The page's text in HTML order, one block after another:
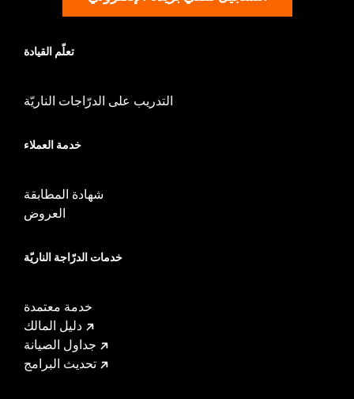
تعلّم القيادة
التدريب على الدرّاجات الناريّة
خدمة العملاء
شهادة المطابقة
العروض
خدمات الدرّاجة الناريّة
خدمة معتمدة
دليل المالك
جداول الصيانة
تحديث البرامج